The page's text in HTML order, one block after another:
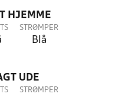
HJEMME
STRØMPER
Blå
UDE
STRØMPER